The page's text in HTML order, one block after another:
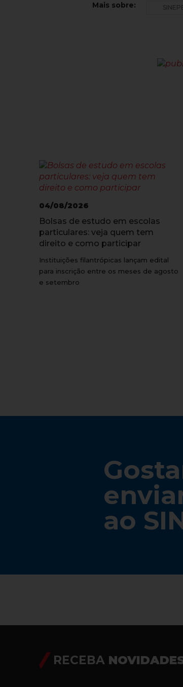
Mais sobre:
04/08/2026
Bolsas de estudo em escolas
particulares: veja quem tem
direito e como participar
Instituições filantrópicas lançam edital
para inscrição entre os meses de agosto
e setembro
ao
RECEBA